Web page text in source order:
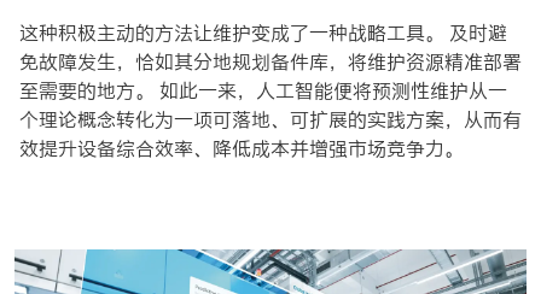
这种积极主动的方法让维护变成了一种战略工具。 及时避
免故障发生，恰如其分地规划备件库，将维护资源精准部署
至需要的地方。 如此一来，人工智能便将预测性维护从一
个理论概念转化为一项可落地、可扩展的实践方案，从而有
效提升设备综合效率、降低成本并增强市场竞争力。